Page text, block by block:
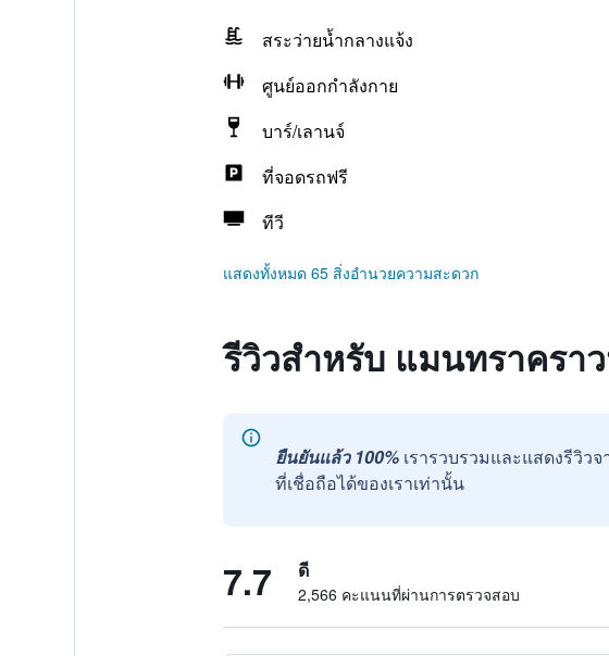
สระว่ายน้ำกลางแจ้ง
ศูนย์ออกกำลังกาย
บาร์/เลานจ์
ที่จอดรถฟรี
ทีวี
แสดงทั้งหมด 65 สิ่งอำนวยความสะดวก
รีวิวสำหรับ แมนทราครา
ยืนยันแล้ว 100% เรารวบรวมและแสดงรีวิว
ที่เชื่อถือได้ของเราเท่านั้น
7.7 ดี
2,566 คะแนนที่ผ่านการตรวจสอบ